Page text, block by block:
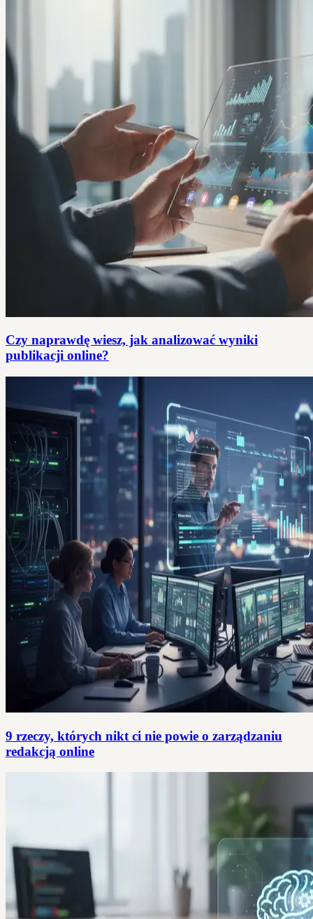
Czy naprawdę wiesz, jak analizować wyniki
publikacji online?
9 rzeczy, których nikt ci nie powie o zarządzaniu
redakcją online